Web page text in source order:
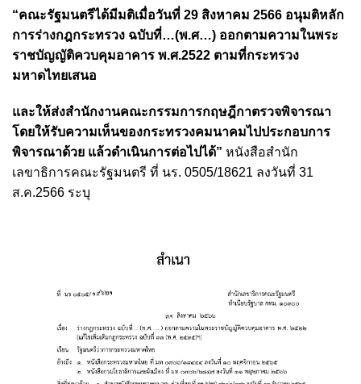
“คณะรัฐมนตรีได้มีมติเมื่อวันที่ 29 สิงหาคม 2566 อนุมติหลัก
การร่างกฎกระทรวง ฉบับที่…(พ.ศ…) ออกตามความในพระ
ราชบัญญัติควบคุมอาคาร พ.ศ.2522 ตามที่กระทรวง
มหาดไทยเสนอ
และให้ส่งสำนักงานคณะกรรมการกฤษฎีกาตรวจพิจารณา
โดยให้รับความเห็นของกระทรวงคมนาคมไปประกอบการ
พิจารณาด้วย แล้วดำเนินการต่อไปได้” หนังสือสำนัก
เลขาธิการคณะรัฐมนตรี ที่ นร. 0505/18621 ลงวันที่ 31
ส.ค.2566 ระบุ